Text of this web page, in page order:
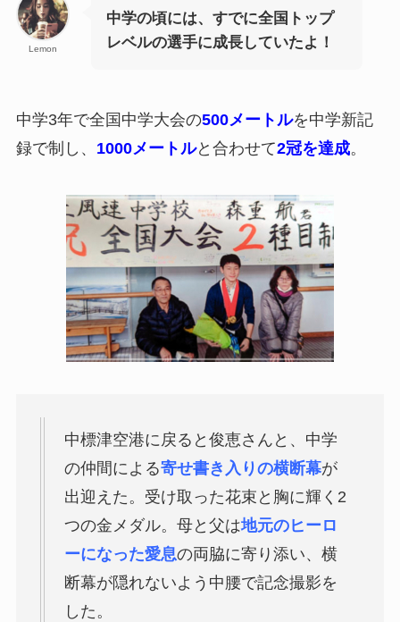
Lemon
中学の頃には、すでに全国トップ
レベルの選手に成長していたよ！
中学3年で全国中学大会の500メートルを中学新記
録で制し、 1000メートルと合わせて2冠を達成。
中標津空港に戻ると俊恵さんと、中学
の仲間による寄せ書き入りの横断幕が
出迎えた。受け取った花束と胸に輝く2
つの金メダル。母と父は地元のヒーロ
ーになった愛息の両脇に寄り添い、横
断幕が隠れないよう中腰で記念撮影を
した。